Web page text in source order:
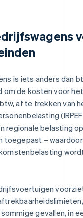
is iets anders dan
om de kosten voor het
af te trekken van
regionale belasting
toegepast –
gevallen, in